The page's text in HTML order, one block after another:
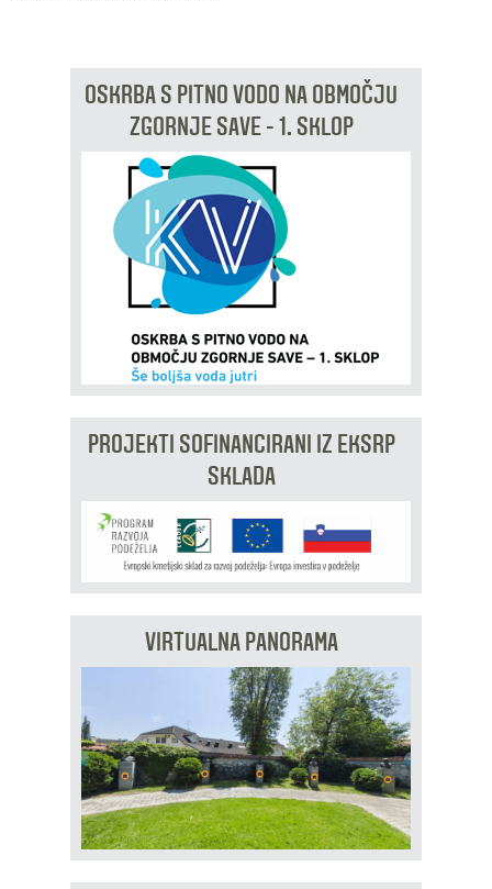
OSKRBA S PITNO VODO NA OBMOČJU
ZGORNJE SAVE - 1. SKLOP
PROJEKTI SOFINANCIRANI IZ EKSRP
SKLADA
VIRTUALNA PANORAMA